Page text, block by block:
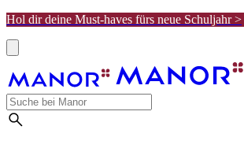
Hol dir deine Must-haves fürs neue Schuljahr >